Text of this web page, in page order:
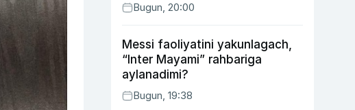
Bugun, 20:00
Messi faoliyatini yakunlagach,
“Inter Mayami” rahbariga
aylanadimi?
Bugun, 19:38